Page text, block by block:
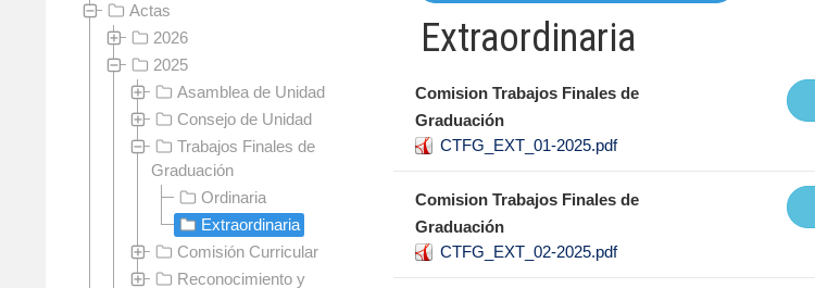
Extraordinaria
Comision Trabajos Finales de
Graduación
CTFG_EXT_01-2025.pdf
Comision Trabajos Finales de
Graduación
CTFG_EXT_02-2025.pdf
Actas
2026
2025
Asamblea de Unidad
Consejo de Unidad
Trabajos Finales de
Graduación
Ordinaria
Extraordinaria
Comisión Curricular
Reconocimiento y